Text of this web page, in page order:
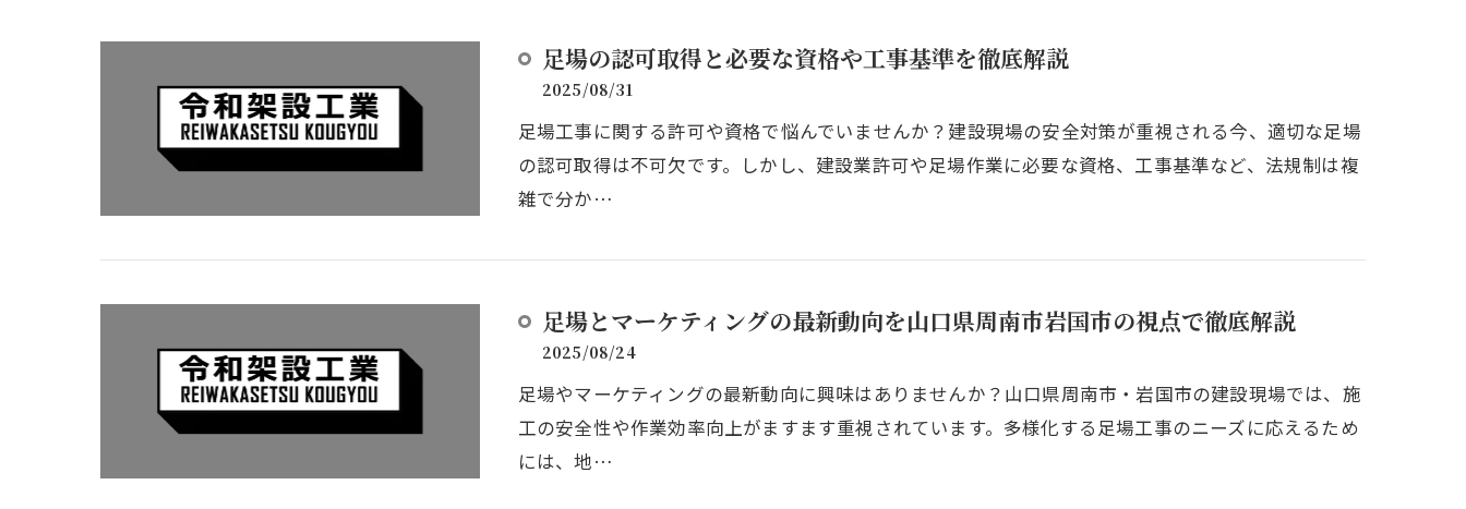
足場の認可取得と必要な資格や工事基準を徹底解説
2025/08/31
足場工事に関する許可や資格で悩んでいませんか？建設現場の安全対策が重視される今、適切な足場
の認可取得は不可欠です。しかし、建設業許可や足場作業に必要な資格、工事基準など、法規制は複
雑で分か…
足場とマーケティングの最新動向を山口県周南市岩国市の視点で徹底解説
2025/08/24
足場やマーケティングの最新動向に興味はありませんか？山口県周南市・岩国市の建設現場では、施
工の安全性や作業効率向上がますます重視されています。多様化する足場工事のニーズに応えるため
には、地…